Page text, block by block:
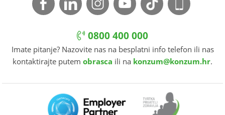
0800 400 000
Imate pitanje? Nazovite nas na besplatni info telefon ili nas
kontaktirajte putem obrasca ili na konzum@konzum.hr.